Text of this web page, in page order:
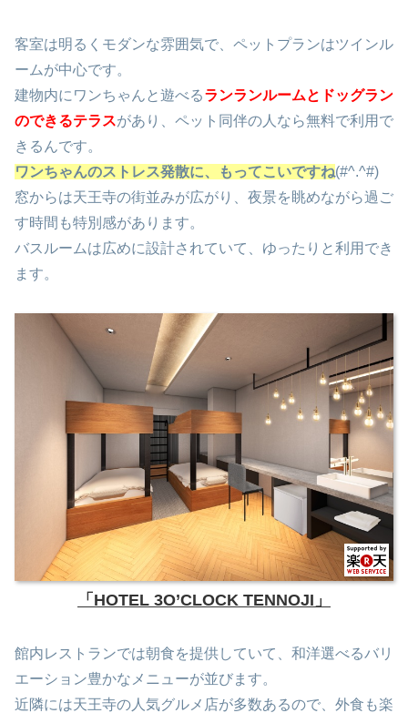
客室は明るくモダンな雰囲気で、ペットプランはツインル
ームが中心です。
建物内にワンちゃんと遊べるランランルームとドッグラン
のできるテラスがあり、ペット同伴の人なら無料で利用で
きるんです。
ワンちゃんのストレス発散に、もってこいですね(#^.^#)
窓からは天王寺の街並みが広がり、夜景を眺めながら過ご
す時間も特別感があります。
バスルームは広めに設計されていて、ゆったりと利用でき
ます。
「HOTEL 3O’CLOCK TENNOJI」
館内レストランでは朝食を提供していて、和洋選べるバリ
エーション豊かなメニューが並びます。
近隣には天王寺の人気グルメ店が多数あるので、外食も楽